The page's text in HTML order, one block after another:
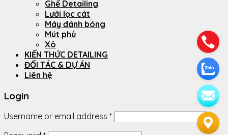
Ghế Detailing
Lưới lọc cát
Máy đánh bóng
Mút phủ
Xô
KIẾN THỨC DETAILING
ĐỐI TÁC & DỰ ÁN
Liên hệ
Login
Username or email address *